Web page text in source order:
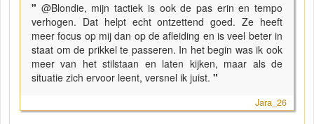
" @Blondie, mijn tactiek is ook de pas erin en tempo
verhogen. Dat helpt echt ontzettend goed. Ze heeft
meer focus op mij dan op de afleiding en is veel beter in
staat om de prikkel te passeren. In het begin was ik ook
meer van het stilstaan en laten kijken, maar als de
situatie zich ervoor leent, versnel ik juist. "
Jara_26